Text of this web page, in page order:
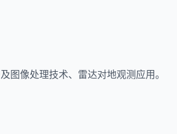
图像处理技术、雷达对地观测应用。